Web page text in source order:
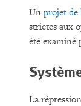
Un projet de
strictes aux
été examiné
La